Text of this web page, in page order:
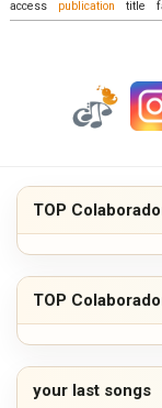
access publication title
TOP
TOP
your last songs